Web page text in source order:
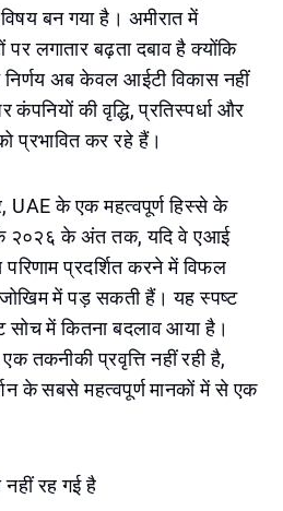
बन गया है। अमीरात में
लगातार बढ़ता दबाव है क्योंकि
निर्णय अब केवल आईटी विकास नहीं
कंपनियों की वृद्धि, प्रतिस्पर्धा और
प्रभावित कर रहे हैं।
UAE के एक महत्वपूर्ण हिस्से के
२०२६ के अंत तक, यदि वे एआई
प्रदर्शित करने में विफल
जोखिम में पड़ सकती हैं। यह स्पष्ट
सोच में कितना बदलाव आया है।
तकनीकी प्रवृत्ति नहीं रही है,
के सबसे महत्वपूर्ण मानकों में से एक
रह गई है